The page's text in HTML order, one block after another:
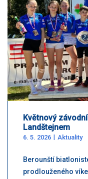
Květnový
Landštejnem
6. 5. 2026 Aktuality
Berounští
prodlouženého